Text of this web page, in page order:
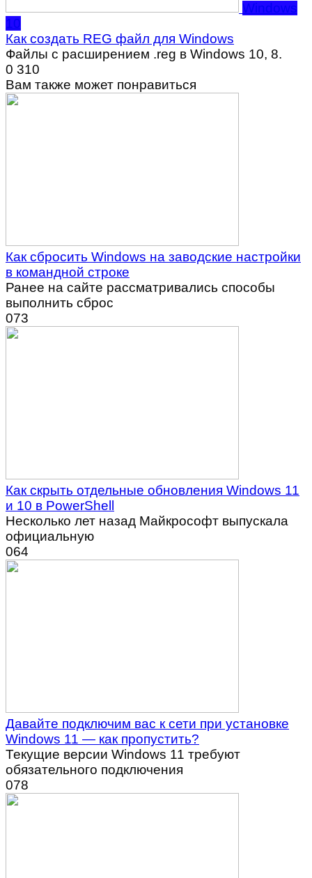
Windows
10
Как создать REG файл для Windows
Файлы с расширением .reg в Windows 10, 8.
0 310
Вам также может понравиться
Как сбросить Windows на заводские настройки
в командной строке
Ранее на сайте рассматривались способы
выполнить сброс
073
Как скрыть отдельные обновления Windows 11
и 10 в PowerShell
Несколько лет назад Майкрософт выпускала
официальную
064
Давайте подключим вас к сети при установке
Windows 11 — как пропустить?
Текущие версии Windows 11 требуют
обязательного подключения
078